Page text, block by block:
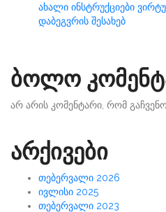
ახალი ინსტრუქციები
დაბეგვრის შესახებ
ბოლო
არ არის კომენტარი, რომ
არქივები
თებერვალი 2026
ივლისი 2025
თებერვალი 2023